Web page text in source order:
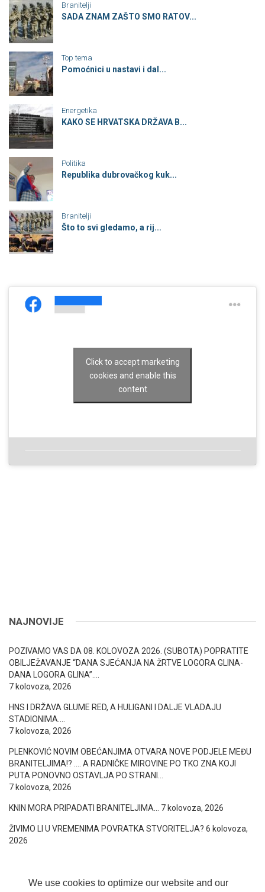
We use cookies to optimize our website and our
Branitelji
SADA ZNAM ZAŠTO SMO RATOV...
Top tema
Pomoćnici u nastavi i dal...
Energetika
KAKO SE HRVATSKA DRŽAVA B...
Politika
Republika dubrovačkog kuk...
Branitelji
Što to svi gledamo, a rij...
Click to accept marketing
cookies and enable this
content
NAJNOVIJE
POZIVAMO VAS DA 08. KOLOVOZA 2026. (SUBOTA) POPRATITE
OBILJEŽAVANJE “DANA SJEĆANJA NA ŽRTVE LOGORA GLINA-
DANA LOGORA GLINA”….
7 kolovoza, 2026
HNS I DRŽAVA GLUME RED, A HULIGANI I DALJE VLADAJU
STADIONIMA….
7 kolovoza, 2026
PLENKOVIĆ NOVIM OBEĆANJIMA OTVARA NOVE PODJELE MEĐU
BRANITELJIMA!? …. A RADNIČKE MIROVINE PO TKO ZNA KOJI
PUTA PONOVNO OSTAVLJA PO STRANI…
7 kolovoza, 2026
KNIN MORA PRIPADATI BRANITELJIMA… 7 kolovoza, 2026
ŽIVIMO LI U VREMENIMA POVRATKA STVORITELJA? 6 kolovoza,
2026